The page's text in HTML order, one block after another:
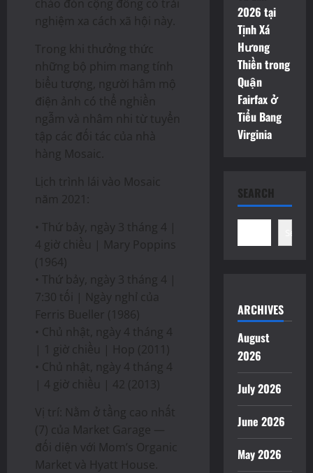
chào đón cộng đồng có trải
nghiệm xa cách xã hội này.
Trong khi thưởng thức
những bộ phim mang tính
biểu tượng, người hâm mộ
điện ảnh có thể nghiền
ngẫm và nhâm nhi từ tuyển
tập các đối tác của nhà
hàng Mosaic.
Lịch trình lái vào Mosaic
năm 2021:
• Thứ bảy, ngày 3 tháng 4 |
4 giờ chiều | Mary Poppins
(1964)
• Thứ bảy, ngày 3 tháng 4 |
7:30 tối | Ngày nghỉ của
Ferris Bueller (1986)
• Chủ nhật, ngày 4 tháng 4
| 1 giờ chiều | Hop (2011)
• Chủ nhật, ngày 4 tháng 4
| 4 giờ chiều | 42 (2013)
Vị trí: Nằm ở tầng cao nhất
(7) của Market Garage —
đối diện với Mom’s Organic
Market và Hyatt House.
2026 tại
Tịnh Xá
Hưong
Thiền trong
Quận
Fairfax ở
Tiểu Bang
Virginia
SEARCH
Search
ARCHIVES
August
2026
July 2026
June 2026
May 2026